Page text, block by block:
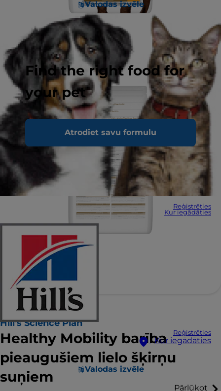
Valodas izvēle
Find the right food for
your pet
Atrodiet savu formulu
Reģistrēties
Kur iegādāties
Reģistrēties
Kur iegādāties
Valodas izvēle
Pārlūkot
Hill's Science Plan
Healthy Mobility barība
pieaugušiem lielo šķirņu
suņiem